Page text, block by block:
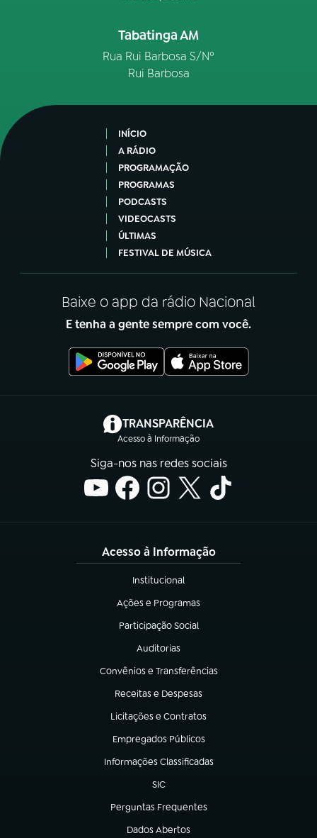
Tabatinga AM
Rua Rui Barbosa S/Nº
Rui Barbosa
INÍCIO
A RÁDIO
PROGRAMAÇÃO
PROGRAMAS
PODCASTS
VIDEOCASTS
ÚLTIMAS
FESTIVAL DE MÚSICA
Baixe o app da rádio Nacional
E tenha a gente sempre com você.
TRANSPARÊNCIA
Acesso à Informação
(abre em nova aba)
Siga-nos nas redes sociais
Acesso à Informação
Institucional
(abre em nova aba)
Ações e Programas
(abre em nova aba)
Participação Social
(abre em nova aba)
Auditorias
(abre em nova aba)
Convênios e Transferências
(abre em nova aba)
Receitas e Despesas
(abre em nova aba)
Licitações e Contratos
(abre em nova aba)
Empregados Públicos
(abre em nova aba)
Informações Classificadas
(abre em nova aba)
SIC
(abre em nova aba)
Perguntas Frequentes
(abre em nova aba)
Dados Abertos
(abre em nova aba)